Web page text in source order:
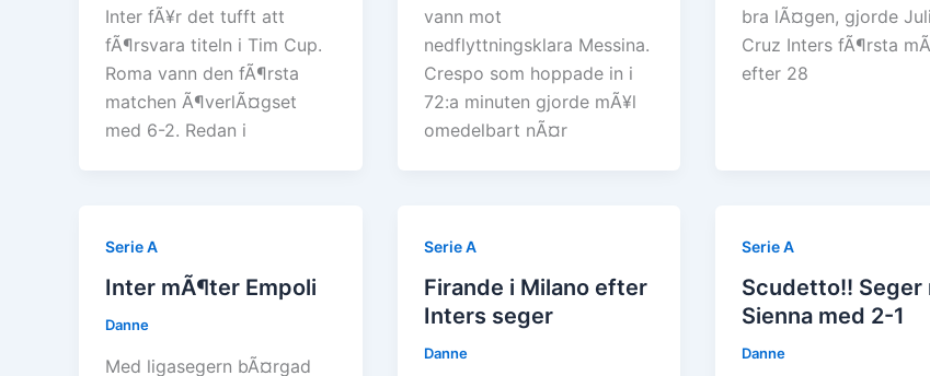
Inter fÃ¥r det tufft att
fÃ¶rsvara titeln i Tim Cup.
Roma vann den fÃ¶rsta
matchen Ã¶verlÃ¤gset
med 6-2. Redan i
vann mot
nedflyttningsklara Messina.
Crespo som hoppade in i
72:a minuten gjorde mÃ¥l
omedelbart nÃ¤r
bra lÃ¤gen, gjorde
Cruz Inters fÃ¶rsta
efter 28
Serie A
Inter mÃ¶ter Empoli
Danne
Med ligasegern bÃ¤rgad
Serie A
Firande i Milano efter
Inters seger
Danne
Serie A
Scudetto!! Seger
Sienna med 2-1
Danne